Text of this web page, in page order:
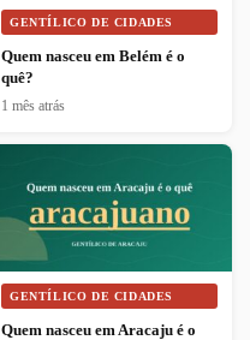
GENTÍLICO DE CIDADES
Quem nasceu em Belém é o
quê?
1 mês atrás
GENTÍLICO DE CIDADES
Quem nasceu em Aracaju é o